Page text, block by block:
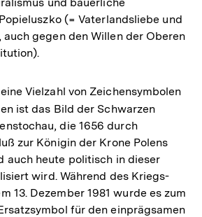
(= Vaterlandsliebe und
gegen den Willen der Oberen
Vielzahl von Zeichensymbolen
ist das Bild der Schwarzen
die 1656 durch
zur Königin der Krone Polens
auch heute politisch in dieser
wird. Während des Kriegs-
13. Dezember 1981 wurde es zum
für den einprägsamen